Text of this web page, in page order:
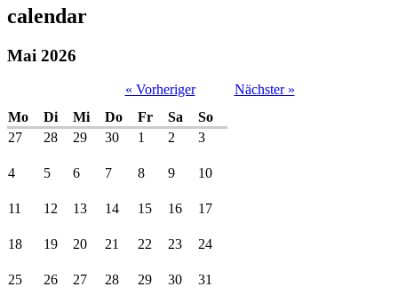
calendar
Mai 2026
« Vorheriger
Nächster »
Mo
Di Mi Do Fr Sa
So
27
28 29 30 1 2 3
4 5 6 7 8 9 10
11 12 13 14 15 16 17
18 19 20 21 22 23 24
25 26 27 28 29 30 31